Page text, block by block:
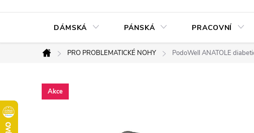
DÁMSKÁ PÁNSKÁ PRACOVNÍ
Domů
PRO PROBLEMATICKÉ NOHY PodoWell ANATOLE
Akce